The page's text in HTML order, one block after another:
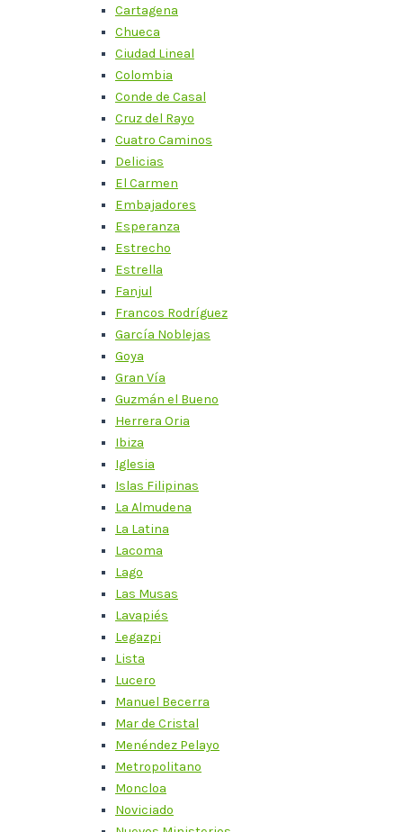
Cartagena
Chueca
Ciudad Lineal
Colombia
Conde de Casal
Cruz del Rayo
Cuatro Caminos
Delicias
El Carmen
Embajadores
Esperanza
Estrecho
Estrella
Fanjul
Francos Rodríguez
García Noblejas
Goya
Gran Vía
Guzmán el Bueno
Herrera Oria
Ibiza
Iglesia
Islas Filipinas
La Almudena
La Latina
Lacoma
Lago
Las Musas
Lavapiés
Legazpi
Lista
Lucero
Manuel Becerra
Mar de Cristal
Menéndez Pelayo
Metropolitano
Moncloa
Noviciado